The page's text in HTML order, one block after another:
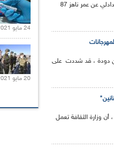
انتقل إلى رحمة الله أمس السبت أحد أعمدة الموسيقى الأندلسية، أحمد بغدادلي عن عمر ناهز 87
بن دودة ، قد شددت على
أن وزارة الثقافة تعمل
24 مايو 2021 |
20 مايو 2021 |